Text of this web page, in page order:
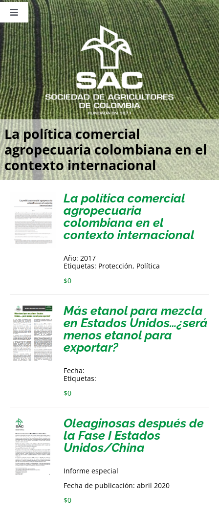
Saltar
contenido
Toggle
Navigation
Nosotros
Publicaciones
Sala de Prensa
Eventos
La política comercial
agropecuaria colombiana en el
contexto internacional
La política comercial
agropecuaria
colombiana en el
contexto internacional
Año: 2017
Etiquetas: Protección, Política
$0
Más etanol para mezcla
en Estados Unidos…¿será
menos etanol para
exportar?
Fecha:
Etiquetas:
$0
Oleaginosas después de
la Fase I Estados
Unidos/China
Informe especial
Fecha de publicación: abril 2020
$0